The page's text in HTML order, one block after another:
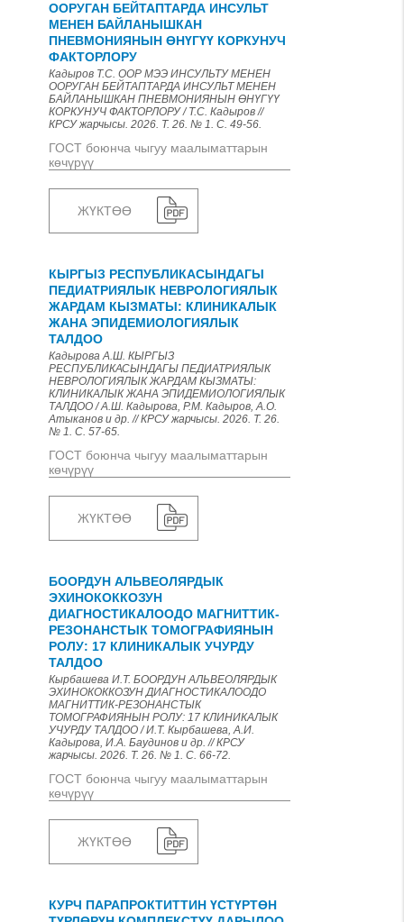
ООРУГАН БЕЙТАПТАРДА ИНСУЛЬТ
МЕНЕН БАЙЛАНЫШКАН
ПНЕВМОНИЯНЫН ӨНҮГҮҮ КОРКУНУЧ
ФАКТОРЛОРУ
Кадыров Т.С. ООР МЭЭ ИНСУЛЬТУ МЕНЕН
ООРУГАН БЕЙТАПТАРДА ИНСУЛЬТ МЕНЕН
БАЙЛАНЫШКАН ПНЕВМОНИЯНЫН ӨНҮГҮҮ
КОРКУНУЧ ФАКТОРЛОРУ / Т.С. Кадыров //
КРСУ жарчысы. 2026. Т. 26. № 1. С. 49-56.
ГОСТ боюнча чыгуу маалыматтарын
көчүрүү
ЖҮКТӨӨ
КЫРГЫЗ РЕСПУБЛИКАСЫНДАГЫ
ПЕДИАТРИЯЛЫК НЕВРОЛОГИЯЛЫК
ЖАРДАМ КЫЗМАТЫ: КЛИНИКАЛЫК
ЖАНА ЭПИДЕМИОЛОГИЯЛЫК
ТАЛДОО
Кадырова А.Ш. КЫРГЫЗ
РЕСПУБЛИКАСЫНДАГЫ ПЕДИАТРИЯЛЫК
НЕВРОЛОГИЯЛЫК ЖАРДАМ КЫЗМАТЫ:
КЛИНИКАЛЫК ЖАНА ЭПИДЕМИОЛОГИЯЛЫК
ТАЛДОО / А.Ш. Кадырова, Р.М. Кадыров, А.О.
Атыканов и др. // КРСУ жарчысы. 2026. Т. 26.
№ 1. С. 57-65.
ГОСТ боюнча чыгуу маалыматтарын
көчүрүү
ЖҮКТӨӨ
БООРДУН АЛЬВЕОЛЯРДЫК
ЭХИНОКОККОЗУН
ДИАГНОСТИКАЛООДО МАГНИТТИК-
РЕЗОНАНСТЫК ТОМОГРАФИЯНЫН
РОЛУ: 17 КЛИНИКАЛЫК УЧУРДУ
ТАЛДОО
Кырбашева И.Т. БООРДУН АЛЬВЕОЛЯРДЫК
ЭХИНОКОККОЗУН ДИАГНОСТИКАЛООДО
МАГНИТТИК-РЕЗОНАНСТЫК
ТОМОГРАФИЯНЫН РОЛУ: 17 КЛИНИКАЛЫК
УЧУРДУ ТАЛДОО / И.Т. Кырбашева, А.И.
Кадырова, И.А. Баудинов и др. // КРСУ
жарчысы. 2026. Т. 26. № 1. С. 66-72.
ГОСТ боюнча чыгуу маалыматтарын
көчүрүү
ЖҮКТӨӨ
КУРЧ ПАРАПРОКТИТТИН ҮСТҮРТӨН